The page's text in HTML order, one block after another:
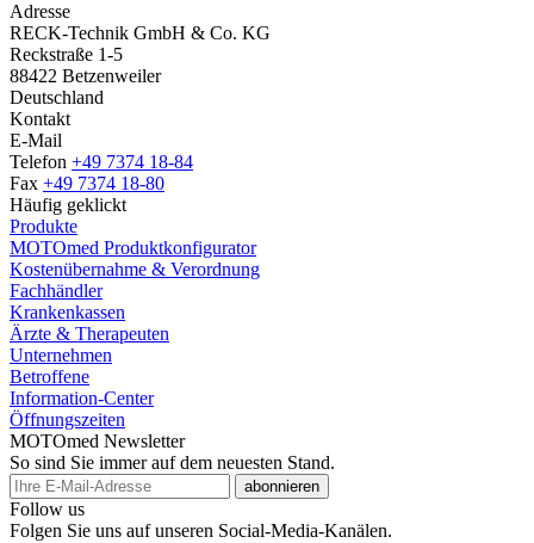
Adresse
RECK-Technik GmbH & Co. KG
Reckstraße 1-5
88422 Betzenweiler
Deutschland
Kontakt
E-Mail
Telefon +49 7374 18-84
Fax +49 7374 18-80
Häufig geklickt
Produkte
MOTOmed Produktkonfigurator
Kostenübernahme & Verordnung
Fachhändler
Krankenkassen
Ärzte & Therapeuten
Unternehmen
Betroffene
Information-Center
Öffnungszeiten
MOTOmed Newsletter
So sind Sie immer auf dem neuesten Stand.
abonnieren
Follow us
Folgen Sie uns auf unseren Social-Media-Kanälen.